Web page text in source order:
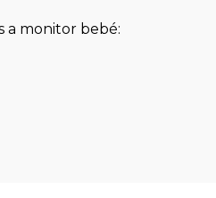
a monitor bebé: